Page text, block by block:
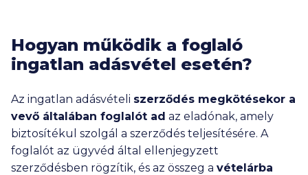
Hogyan működik a foglaló
ingatlan adásvétel esetén?
Az ingatlan adásvételi szerződés megkötésekor a
vevő általában foglalót ad az eladónak, amely
biztosítékul szolgál a szerződés teljesítésére. A
foglalót az ügyvéd által ellenjegyzett
szerződésben rögzítik, és az összeg a vételárba